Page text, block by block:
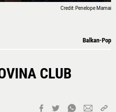
Credit: Penelope Mamai
Balkan-Pop
CLUB